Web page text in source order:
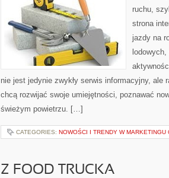
ruchu,
strona
jazdy na
nie jest jedynie zwykły serwis informacyjny,
chcą rozwijać swoje umiejętności, poznawać
świeżym powietrzu. […]
CATEGORIES: NOWOŚCI I TRENDY W MARKETINGU
Z FOOD TRUCKA